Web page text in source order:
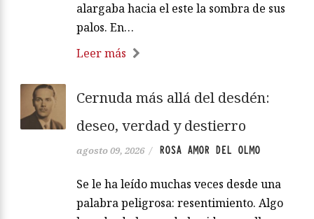
alargaba hacia el este la sombra de sus
palos. En…
Leer más
Cernuda más allá del desdén:
deseo, verdad y destierro
agosto 09, 2026 / ROSA AMOR DEL OLMO
Se le ha leído muchas veces desde una
palabra peligrosa: resentimiento. Algo